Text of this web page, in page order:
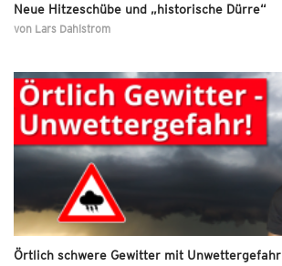
Neue Hitzeschübe und „historische Dürre“
von Lars Dahlstrom
Örtlich schwere Gewitter mit Unwettergefahr